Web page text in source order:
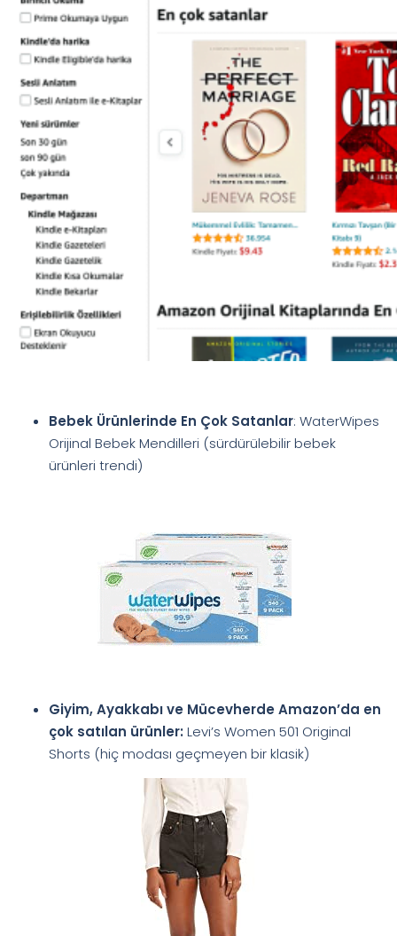
Bebek Ürünlerinde En Çok Satanlar: WaterWipes
Orijinal Bebek Mendilleri (sürdürülebilir bebek
ürünleri trendi)
Giyim, Ayakkabı ve Mücevherde Amazon’da en
çok satılan ürünler: Levi’s Women 501 Original
Shorts (hiç modası geçmeyen bir klasik)